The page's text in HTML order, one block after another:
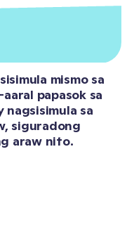
mismo sa
papasok sa
sa
siguradong
araw nito.